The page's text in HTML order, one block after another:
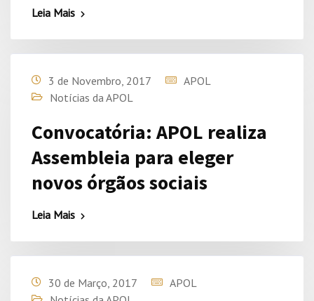
Leia Mais
3 de Novembro, 2017
APOL
Notícias da APOL
Convocatória: APOL realiza
Assembleia para eleger
novos órgãos sociais
Leia Mais
30 de Março, 2017
APOL